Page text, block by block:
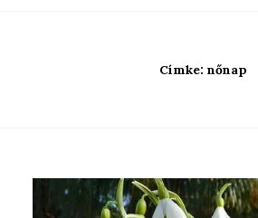
Címke: nőnap